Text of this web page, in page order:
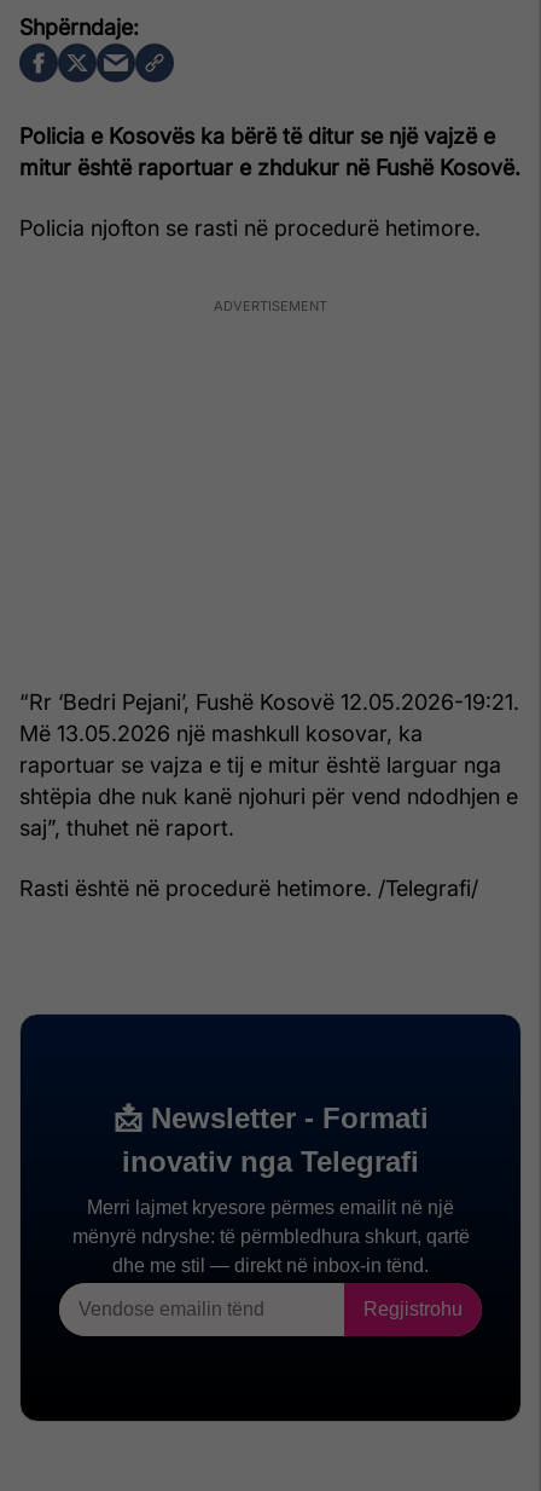
Policia e Kosovës ka bërë të ditur se një vajzë e
mitur është raportuar e zhdukur në Fushë Kosovë.
Policia njofton se rasti në procedurë hetimore.
“Rr ‘Bedri Pejani’, Fushë Kosovë 12.05.2026-19:21.
Më 13.05.2026 një mashkull kosovar, ka
raportuar se vajza e tij e mitur është larguar nga
shtëpia dhe nuk kanë njohuri për vend ndodhjen e
saj”, thuhet në raport.
Rasti është në procedurë hetimore. /Telegrafi/